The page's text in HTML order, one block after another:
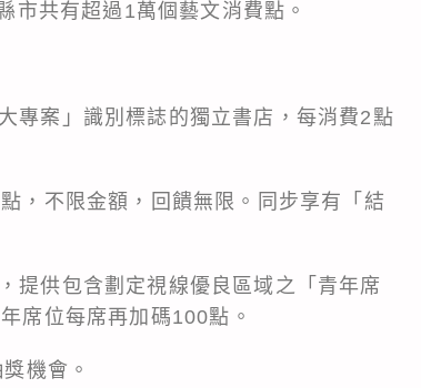
市共有超過1萬個藝文消費點。
專案」識別標誌的獨立書店，每消費2點
，不限金額，回饋無限。同步享有「結
提供包含劃定視線優良區域之「青年席
席位每席再加碼100點。
機會。